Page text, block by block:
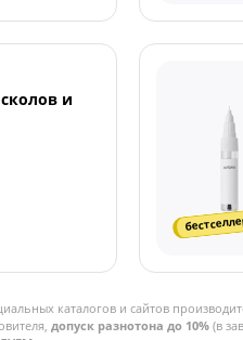
и
каталогов и сайтов
допуск разнотона до 10% (в